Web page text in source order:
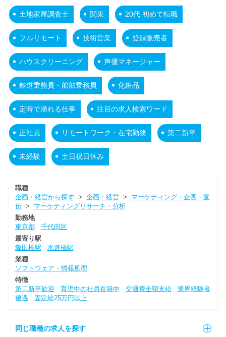
土地家屋調査士 関東 20代 初めて転職
フルリモート 技術営業 登録販売者
ハウスクリーニング 声優マネージャー
鉄道乗務員・船舶乗務員 化粧品
定時で帰れる仕事 注目の求人検索ワード
正社員 リモートワーク・在宅勤務 第二新卒
未経験 土日祝日休み
職種
企画・経営から探す > 企画・経営> マーケティング・企画・宣
伝> マーケティングリサーチ・分析
勤務地
東京都
千代田区
最寄り駅
飯田橋駅
水道橋駅
業種
ソフトウェア・情報処理
特徴
第二新卒歓迎
育児中の社員在籍中 交通費全額支給
業界経験者
優遇
固定給25万円以上
同じ職種の求人を探す